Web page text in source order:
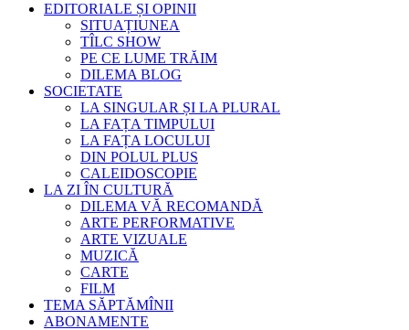
EDITORIALE ȘI OPINII
SITUAȚIUNEA
TÎLC SHOW
PE CE LUME TRĂIM
DILEMA BLOG
SOCIETATE
LA SINGULAR ȘI LA PLURAL
LA FAȚA TIMPULUI
LA FAȚA LOCULUI
DIN POLUL PLUS
CALEIDOSCOPIE
LA ZI ÎN CULTURĂ
DILEMA VĂ RECOMANDĂ
ARTE PERFORMATIVE
ARTE VIZUALE
MUZICĂ
CARTE
FILM
TEMA SĂPTĂMÎNII
ABONAMENTE